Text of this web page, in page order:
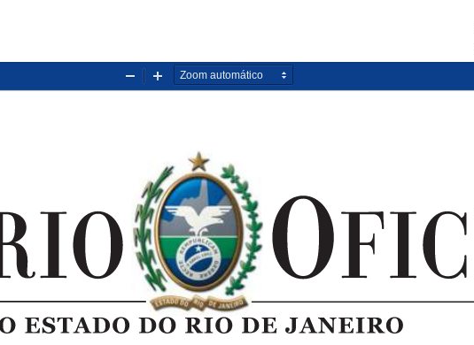
Diminuir
zoom
Aumentar
zoom